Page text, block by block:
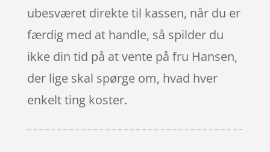
ubesværet direkte til kassen, når du er
færdig med at handle, så spilder du
ikke din tid på at vente på fru Hansen,
der lige skal spørge om, hvad hver
enkelt ting koster.